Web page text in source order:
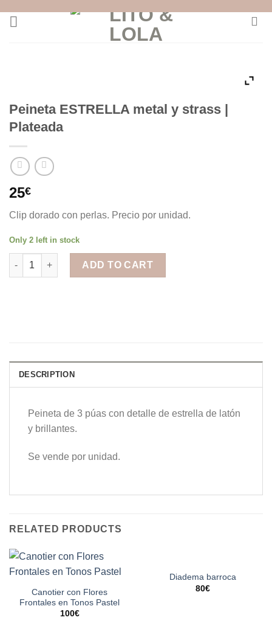
Peineta ESTRELLA metal y strass |
Plateada
25€
Clip dorado con perlas. Precio por unidad.
Only 2 left in stock
Peineta ESTRELLA metal y strass | Plateada quantity
ADD TO CART
DESCRIPTION
Peineta de 3 púas con detalle de estrella de latón
y brillantes.
Se vende por unidad.
RELATED PRODUCTS
Canotier con Flores
Frontales en Tonos Pastel
100€
Diadema barroca
80€